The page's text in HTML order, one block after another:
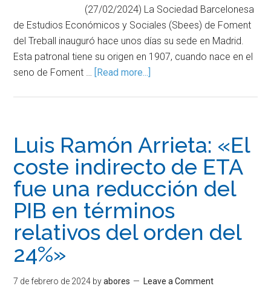
(27/02/2024) La Sociedad Barcelonesa
de Estudios Económicos y Sociales (Sbees) de Foment
del Treball inauguró hace unos días su sede en Madrid.
Esta patronal tiene su origen en 1907, cuando nace en el
seno de Foment … [Read more...]
Luis Ramón Arrieta: «El
coste indirecto de ETA
fue una reducción del
PIB en términos
relativos del orden del
24%»
7 de febrero de 2024 byabores Leave a Comment